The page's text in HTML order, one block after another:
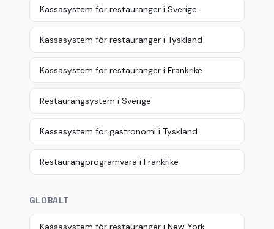
Kassasystem för restauranger i Sverige
Kassasystem för restauranger i Tyskland
Kassasystem för restauranger i Frankrike
Restaurangsystem i Sverige
Kassasystem för gastronomi i Tyskland
Restaurangprogramvara i Frankrike
GLOBALT
Kassasystem för restauranger i New York